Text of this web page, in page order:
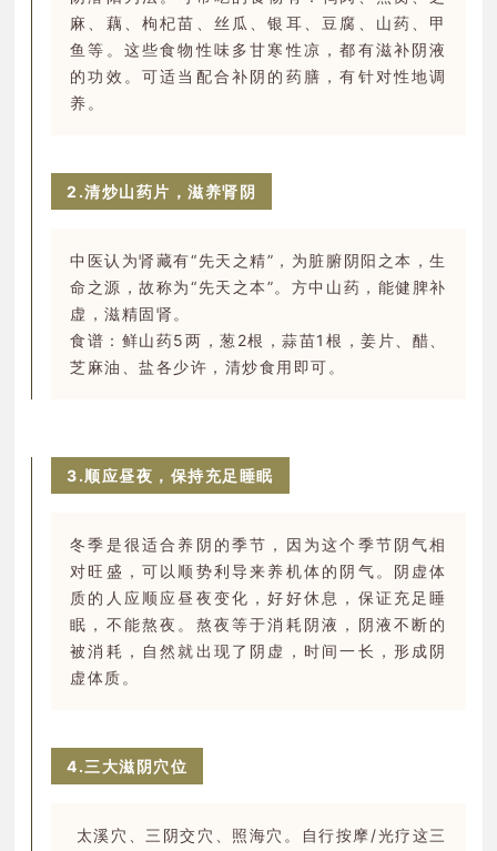
麻、藕、枸杞苗、丝瓜、银耳、豆腐、山药、甲
鱼等。这些食物性味多甘寒性凉，都有滋补阴液
的功效。可适当配合补阴的药膳，有针对性地调
养。
2.清炒山药片，滋养肾阴
中医认为肾藏有“先天之精”，为脏腑阴阳之本，生
命之源，故称为“先天之本”。方中山药，能健脾补
虚，滋精固肾。
食谱：鲜山药5两，葱2根，蒜苗1根，姜片、醋、
芝麻油、盐各少许，清炒食用即可。
3.顺应昼夜，保持充足睡眠
冬季是很适合养阴的季节，因为这个季节阴气相
对旺盛，可以顺势利导来养机体的阴气。阴虚体
质的人应顺应昼夜变化，好好休息，保证充足睡
眠，不能熬夜。熬夜等于消耗阴液，阴液不断的
被消耗，自然就出现了阴虚，时间一长，形成阴
虚体质。
4.三大滋阴穴位
太溪穴、三阴交穴、照海穴。自行按摩/光疗这三